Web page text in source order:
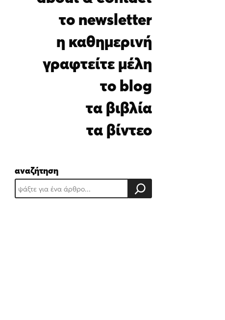
το newsletter
η καθημερινή
γραφτείτε μέλη
το blog
τα βιβλία
τα βίντεο
αναζήτηση